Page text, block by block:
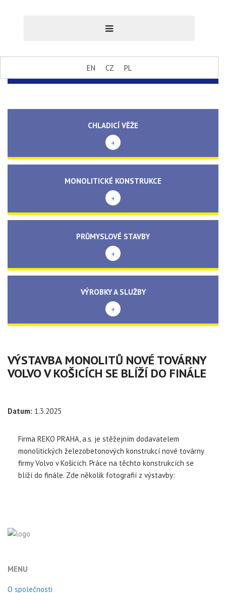
EN CZ PL
CHLADICÍ VĚŽE
+
MONOLITICKÉ KONSTRUKCE
+
PRŮMYSLOVÉ STAVBY
+
VÝROBKY A SLUŽBY
+
VÝSTAVBA MONOLITŮ NOVÉ TOVÁRNY
VOLVO V KOŠICÍCH SE BLÍŽÍ DO FINÁLE
Datum: 1.3.2025
Firma REKO PRAHA, a.s. je stěžejním dodavatelem
monolitických železobetonových konstrukcí nové továrny
firmy Volvo v Košicích. Práce na těchto konstrukcích se
blíží do finále. Zde několik fotografií z výstavby:
MENU
O společnosti